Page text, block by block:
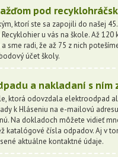
pod
ktorí ste sa zapojili do našej
u vás na škole. Až
sme radi, že až 75 z nich
účet školy.
a nakladaní s ním
ktorá odovzdala elektroodpad
k Hláseniu na e-mailovú
Na dokladoch môžete vidieť
katalógové čísla odpadov. Aj v
aktuálne kontaktné údaje.